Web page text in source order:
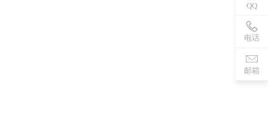
QQ
电话
邮箱